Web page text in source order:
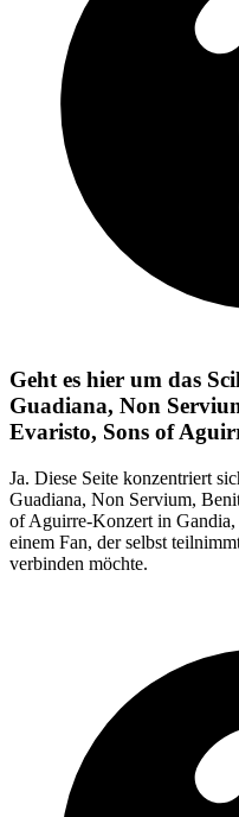
Geht es hier um das
Guadiana, Non
Evaristo, Sons of
Ja. Diese Seite konzentriert
Guadiana, Non Servium,
of Aguirre-Konzert in
einem Fan, der selbst
verbinden möchte.